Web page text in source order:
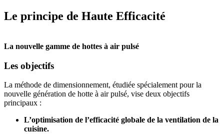
Le principe de Haute Efficacité
La nouvelle gamme de hottes à air pulsé
Les objectifs
La méthode de dimensionnement, étudiée spécialement pour la
nouvelle génération de hotte à air pulsé, vise deux objectifs
principaux :
L’optimisation de l’efficacité globale de la ventilation de la
cuisine.